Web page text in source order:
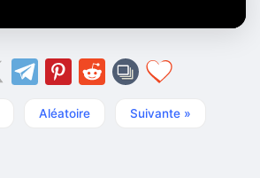
Aléatoire Suivante »